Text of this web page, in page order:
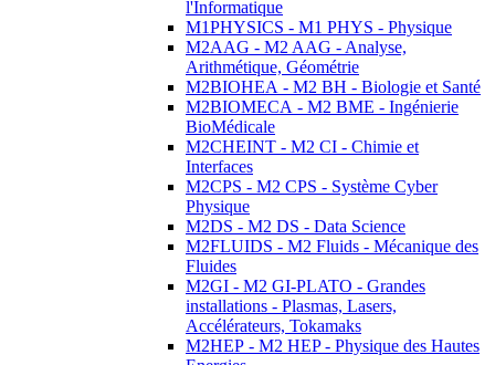
l'Informatique
M1PHYSICS - M1 PHYS - Physique
M2AAG - M2 AAG - Analyse,
Arithmétique, Géométrie
M2BIOHEA - M2 BH - Biologie et Santé
M2BIOMECA - M2 BME - Ingénierie
BioMédicale
M2CHEINT - M2 CI - Chimie et
Interfaces
M2CPS - M2 CPS - Système Cyber
Physique
M2DS - M2 DS - Data Science
M2FLUIDS - M2 Fluids - Mécanique des
Fluides
M2GI - M2 GI-PLATO - Grandes
installations - Plasmas, Lasers,
Accélérateurs, Tokamaks
M2HEP - M2 HEP - Physique des Hautes